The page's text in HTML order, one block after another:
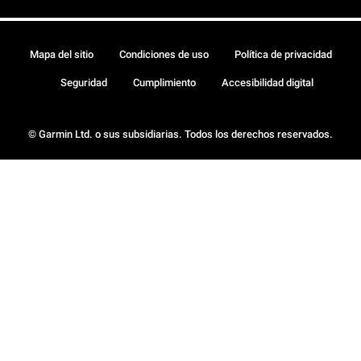
© Garmin Ltd. o sus subsidiarias. Todos los derechos reservados.
Mapa del sitio Condiciones de uso Política de privacidad
Seguridad Cumplimiento Accesibilidad digital